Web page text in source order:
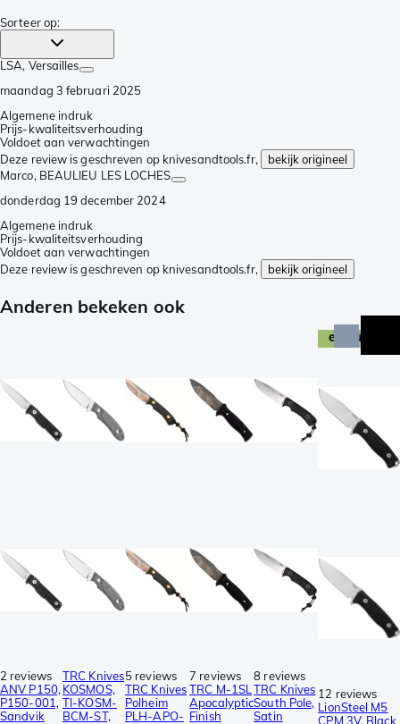
Sorteer op:
LSA, Versailles
maandag 3 februari 2025
Algemene indruk
Prijs-kwaliteitsverhouding
Voldoet aan verwachtingen
Deze review is geschreven op knivesandtools.fr,
bekijk origineel
Marco, BEAULIEU LES LOCHES
donderdag 19 december 2024
Algemene indruk
Prijs-kwaliteitsverhouding
Voldoet aan verwachtingen
Deze review is geschreven op knivesandtools.fr,
bekijk origineel
Anderen bekeken ook
2 reviews
ANV P150,
P150-001,
Sandvik
TRC Knives
KOSMOS,
TI-KOSM-
BCM-ST,
5 reviews
TRC Knives
Polheim
PLH-APO-
7 reviews
TRC M-1SL
Apocalyptic
Finish
8 reviews
TRC Knives
South Pole,
Satin
exclusive
12 reviews
LionSteel M5
CPM 3V, Black